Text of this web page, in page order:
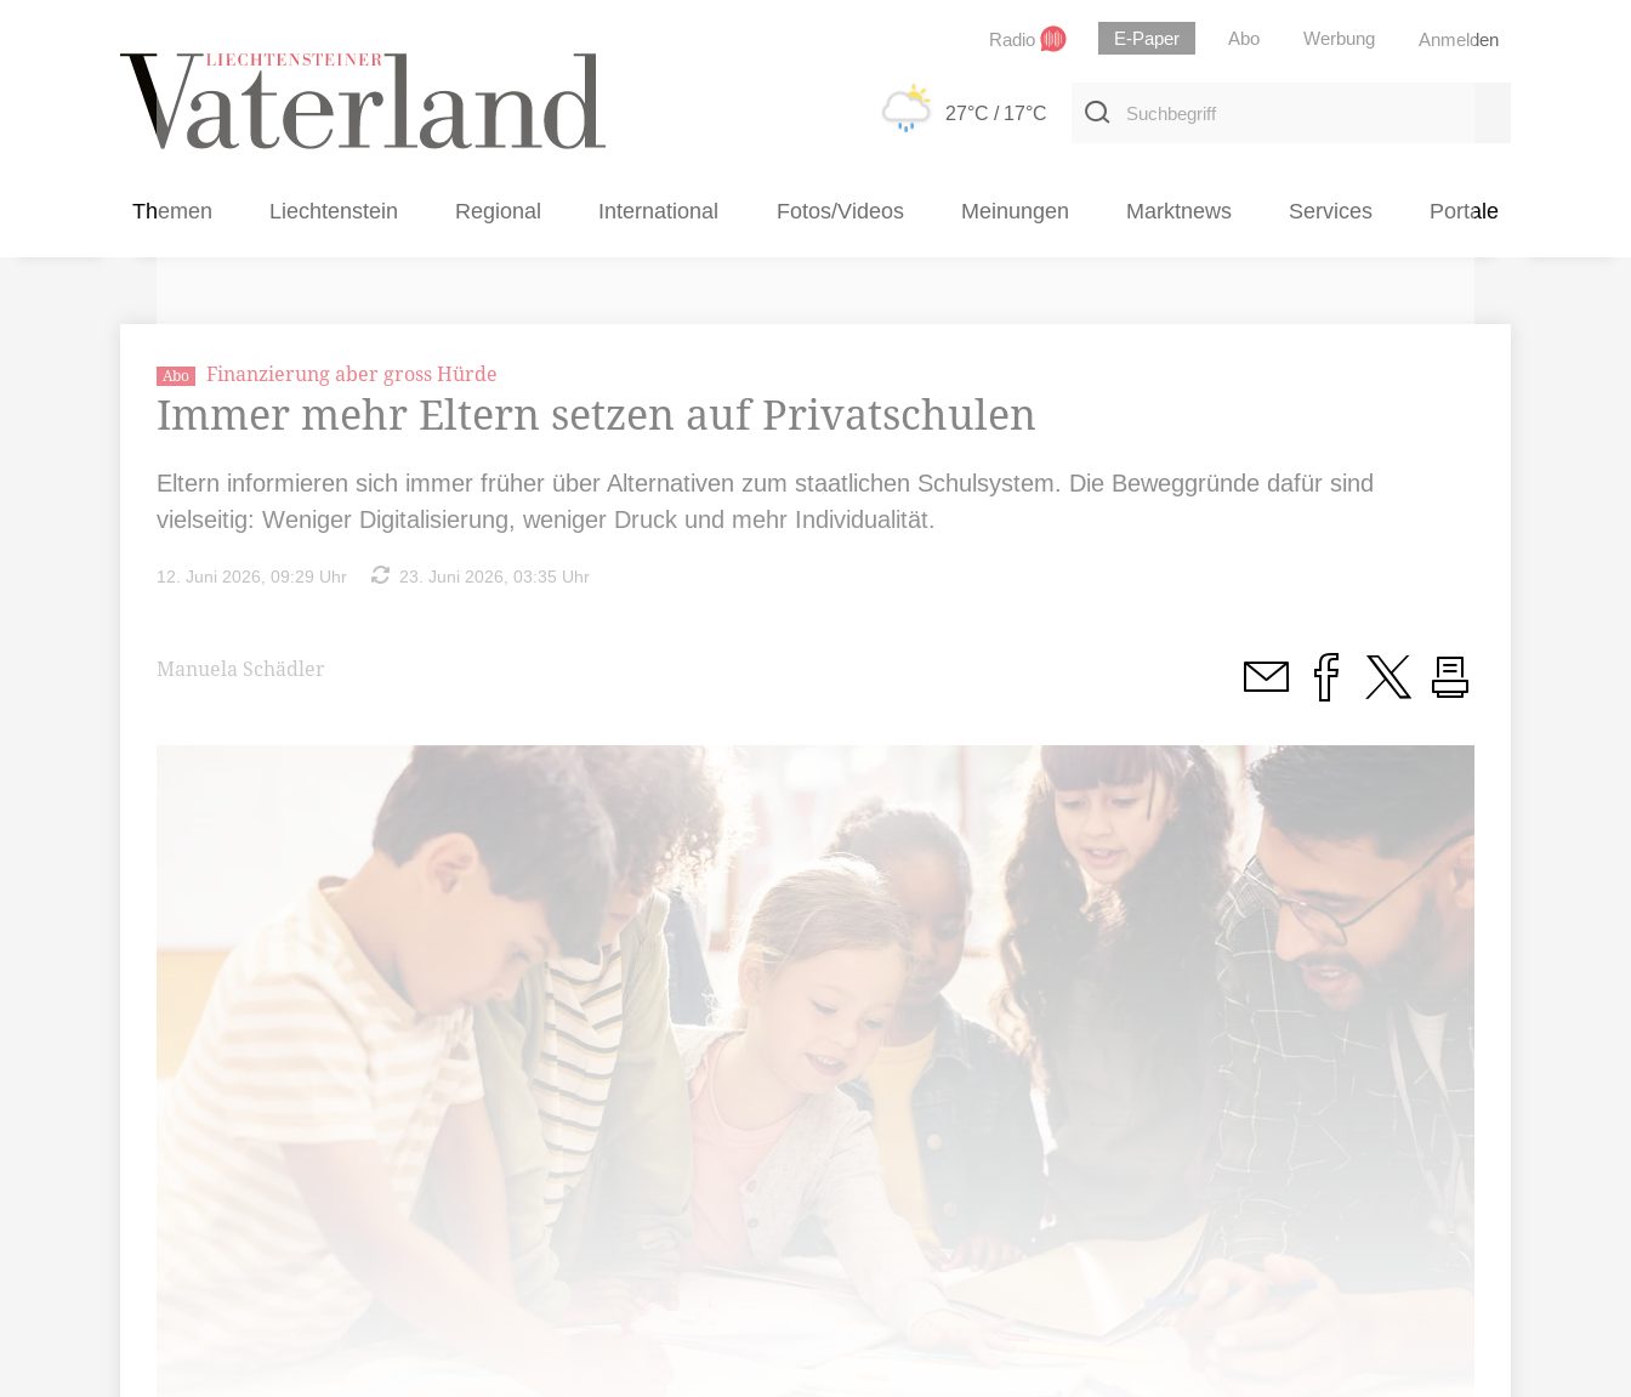
Radio E-Paper Abo Werbung Anmelden
27°C / 17°C
Suchbegriff
Themen Liechtenstein Regional International Fotos/Videos Meinungen Marktnews Services Portale
Abo Finanzierung aber gross Hürde
Immer mehr Eltern setzen auf Privatschulen
Eltern informieren sich immer früher über Alternativen zum staatlichen Schulsystem. Die Beweggründe dafür sind
vielseitig: Weniger Digitalisierung, weniger Druck und mehr Individualität.
12. Juni 2026, 09:29 Uhr 23. Juni 2026, 03:35 Uhr
Manuela Schädler